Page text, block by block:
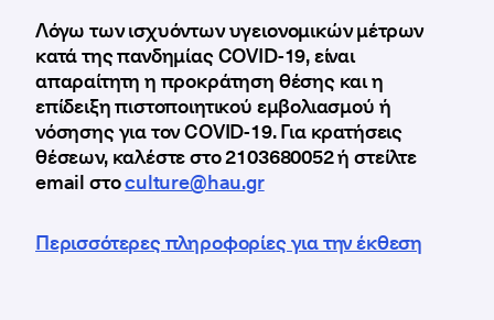
Λόγω των ισχυόντων υγειονομικών μέτρων
κατά της πανδημίας COVID-19, είναι
απαραίτητη η προκράτηση θέσης και η
επίδειξη πιστοποιητικού εμβολιασμού ή
νόσησης για τον COVID-19. Για κρατήσεις
θέσεων, καλέστε στο 2103680052 ή στείλτε
email στοculture@hau.gr
Περισσότερες πληροφορίες για την έκθεση